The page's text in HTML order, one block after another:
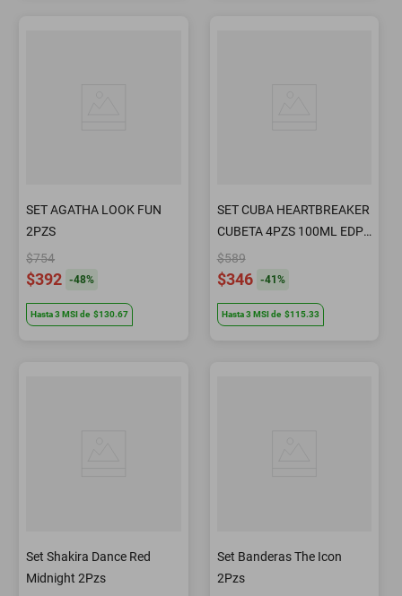
SET AGATHA LOOK FUN
2PZS
$754
$392 -48%
Hasta3 MSIde $130.67
SET CUBA HEARTBREAKER
CUBETA 4PZS 100ML EDP /
DESODORANTE 200ML /
BODY LOTION 200ML /
$589
$346 -41 %
Hasta3 MSIde $115.33
Set Shakira Dance Red
Midnight 2Pzs
Set Banderas The Icon
2Pzs